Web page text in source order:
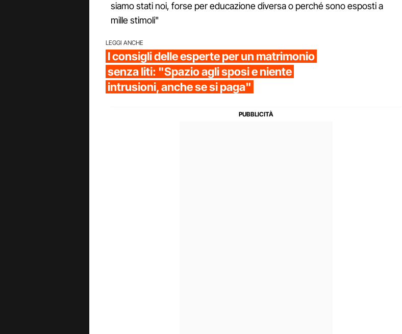
siamo stati noi, forse per educazione diversa o perché sono esposti a
mille stimoli"
LEGGI ANCHE
I consigli delle esperte per un matrimonio
senza liti: "Spazio agli sposi e niente
intrusioni, anche se si paga"